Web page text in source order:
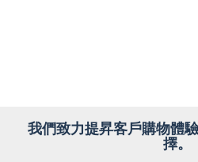
我們致力提昇客戶購物體
擇。